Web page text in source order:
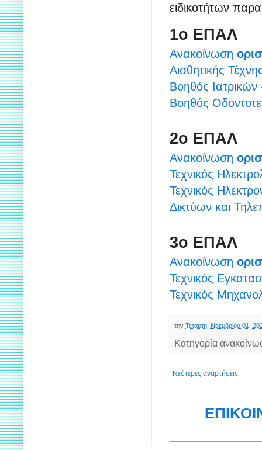
ειδικοτήτων
1ο ΕΠΑΛ
Ανακοίνωση
Αισθητικής
Βοηθός
Βοηθός
2ο ΕΠΑΛ
Ανακοίνωση
Τεχνικός
Τεχνικός
Δικτύων και
3ο ΕΠΑΛ
Ανακοίνωση
Τεχνικός
Τεχνικός
την Τετάρτη, Νοεμβρίου 01,
Κατηγορία
Νεότερες αναρτήσεις